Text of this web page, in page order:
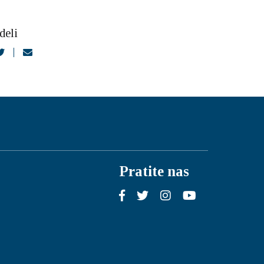
Pratite nas